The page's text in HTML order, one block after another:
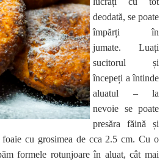
deodată, se poate
împărți în
jumate. Luați
sucitorul și
începeți a întinde
aluatul – la
nevoie se poate
presăra făină și
foaie cu grosimea de cca 2.5 cm. Cu o
formele rotunjoare în aluat, cât mai